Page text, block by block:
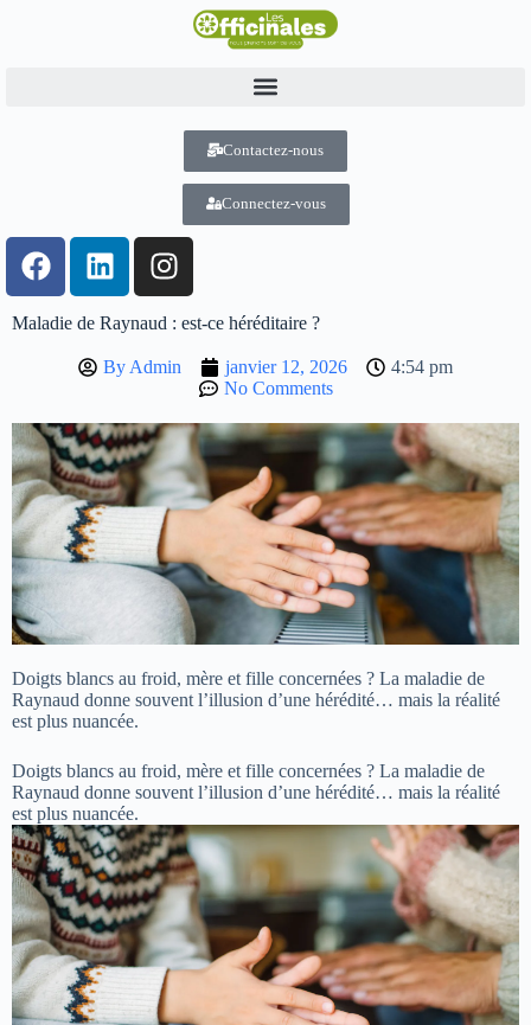
Contactez-nous
Connectez-vous
Maladie de Raynaud : est-ce héréditaire ?
By Admin janvier 12, 2026
4:54 pm
No Comments
Doigts blancs au froid, mère et fille concernées ? La maladie de
Raynaud donne souvent l’illusion d’une hérédité… mais la réalité
est plus nuancée.
Doigts blancs au froid, mère et fille concernées ? La maladie de
Raynaud donne souvent l’illusion d’une hérédité… mais la réalité
est plus nuancée.